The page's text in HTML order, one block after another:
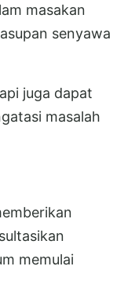
masakan
senyawa
juga dapat
masalah
memulai